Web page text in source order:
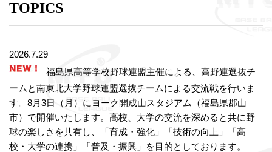
TOPICS
2026.7.29
福島県高等学校野球連盟主催による、高野連選抜チ
ームと南東北大学野球連盟選抜チームによる交流戦を行いま
す。8月3日（月）にヨーク開成山スタジアム（福島県郡山
市）で開催いたします。高校、大学の交流を深めると共に野
球の楽しさを共有し、「育成・強化」「技術の向上」「高
校・大学の連携」「普及・振興」を目的としております。